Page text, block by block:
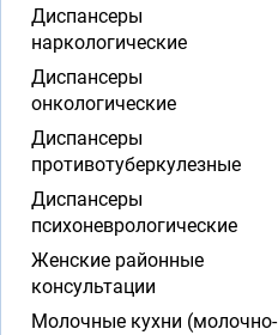
Диспансеры
наркологические
Диспансеры
онкологические
Диспансеры
противотуберкулезные
Диспансеры
психоневрологические
Женские районные
консультации
Молочные кухни (молочно-